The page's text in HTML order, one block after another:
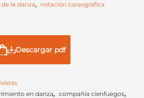
la danza, notación coreográfica
Descargar pdf
en danza, compañía cienfuegos,